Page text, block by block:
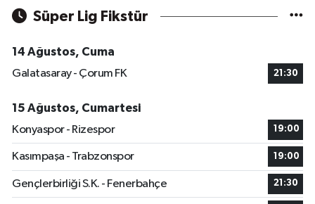
Süper Lig Fikstür
14 Ağustos, Cuma
Galatasaray - Çorum FK
21:30
15 Ağustos, Cumartesi
Konyaspor - Rizespor
19:00
Kasımpaşa - Trabzonspor 19:00
Gençlerbirliği S.K. - Fenerbahçe 21:30